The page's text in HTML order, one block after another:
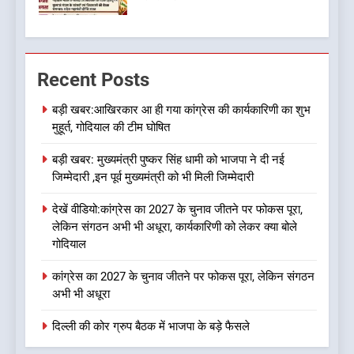
6
फैसला, कल देहरादून में स्कूल बंद
उत्तराखण्ड
जखोली:त्यूँखर गांव के खेतों में दिखे दो
भालू, ग्रामीणों में दहशत
उत्तराखण्ड
8
नशा उन्मूलन और मिशन एजुकेशन के
लिए एडवोकेट ललित मोहन जोशी को
Recent Posts
बड़ी खबर:आखिरकार आ ही गया कांग्रेस की कार्यकारिणी का शुभ
मुहूर्त, गोदियाल की टीम घोषित
बड़ी खबर: मुख्यमंत्री पुष्कर सिंह धामी को भाजपा ने दी नई
जिम्मेदारी ,इन पूर्व मुख्यमंत्री को भी मिली जिम्मेदारी
देखें वीडियो:कांग्रेस का 2027 के चुनाव जीतने पर फोकस पूरा,
लेकिन संगठन अभी भी अधूरा, कार्यकारिणी को लेकर क्या बोले
गोदियाल
कांग्रेस का 2027 के चुनाव जीतने पर फोकस पूरा, लेकिन संगठन
अभी भी अधूरा
दिल्ली की कोर ग्रुप बैठक में भाजपा के बड़े फैसले